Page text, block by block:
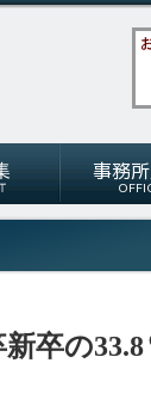
卒の